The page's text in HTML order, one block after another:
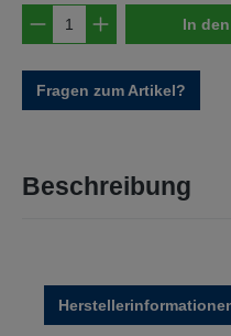
Produkt Anzahl:
In
Fragen zum Artikel?
Beschreibung